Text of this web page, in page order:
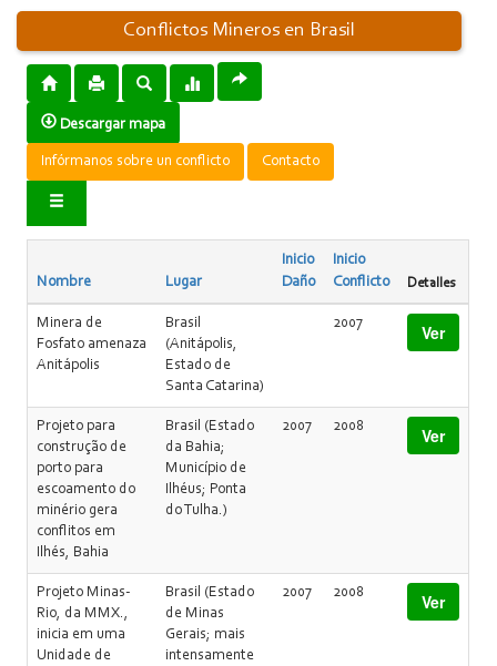
Conflictos Mineros en Brasil
Descargar mapa
Infórmanos sobre un conflicto Contacto
Nombre Lugar
Inicio
Daño
Inicio
Conflicto
Detalles
Minera de
Fosfato amenaza
Anitápolis
Brasil
(Anitápolis,
Estado de
Santa Catarina)
2007 Ver
Projeto para
construção de
porto para
escoamento do
minério gera
conflitos em
Ilhés, Bahia
Brasil (Estado
da Bahia;
Município de
Ilhéus; Ponta
do Tulha.)
2007 2008 Ver
Projeto Minas-
Rio, da MMX.,
inicia em uma
Unidade de
Brasil (Estado
de Minas
Gerais; mais
intensamente
2007 2008 Ver